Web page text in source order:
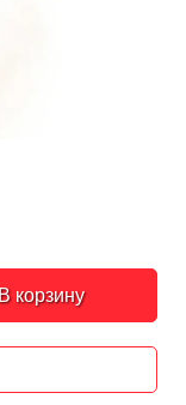
В корзину